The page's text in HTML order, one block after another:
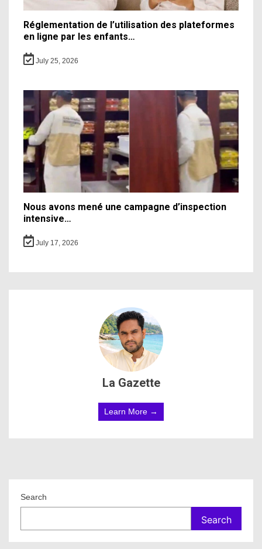
Réglementation de l’utilisation des plateformes
en ligne par les enfants…
July 25, 2026
Nous avons mené une campagne d’inspection
intensive…
July 17, 2026
La Gazette
Learn More →
Search
Search